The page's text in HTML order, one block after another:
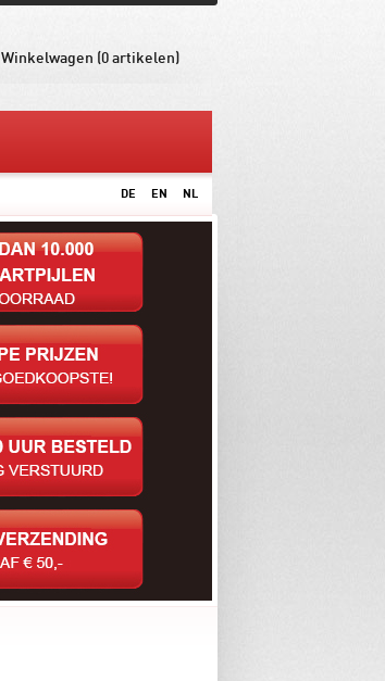
Winkelwagen (0 artikelen)
DE EN NL